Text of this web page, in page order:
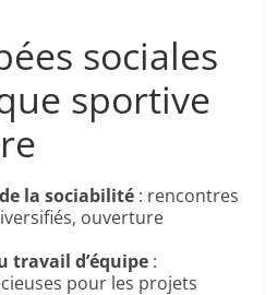
sociales
sportive
la sociabilité : rencontres
ouverture
travail d’équipe :
pour les projets